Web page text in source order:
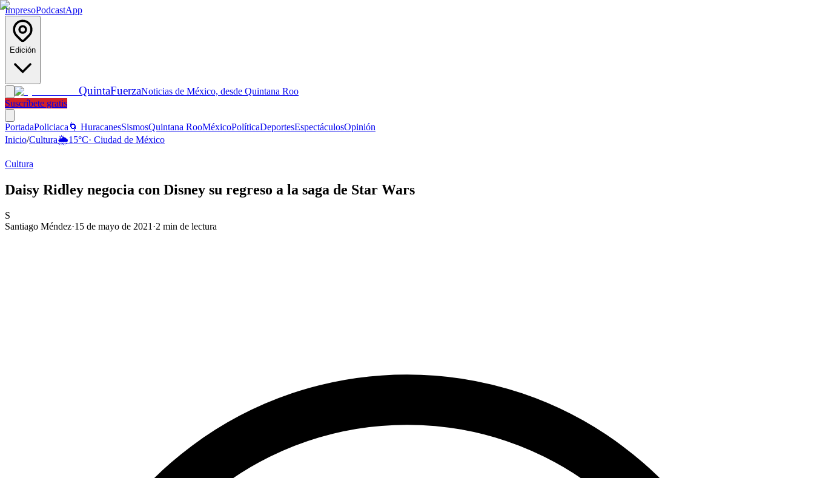
ImpresoPodcastApp
Edición
QuintaFuerzaNoticias de México, desde Quintana Roo
Suscríbete gratis
PortadaPoliciaca 🌀 HuracanesSismosQuintana RooMéxicoPolíticaDeportesEspectáculosOpinión
Inicio/Cultura🌦️15°C· Ciudad de México
Cultura
Daisy Ridley negocia con Disney su regreso a la saga de Star Wars
S
Santiago Méndez·15 de mayo de 2021 ·2 min de lectura